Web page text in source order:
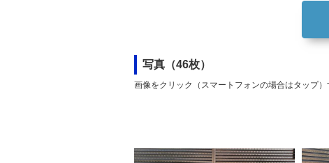
写真（46枚）
画像をクリック（スマートフォンの場合はタップ